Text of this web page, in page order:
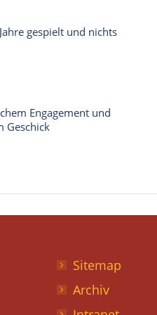
gespielt und nichts
Engagement und
Geschick
Sitemap
Archiv